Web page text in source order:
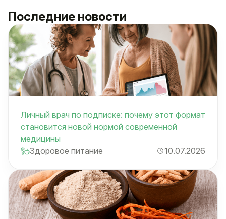
Последние новости
Личный врач по подписке: почему этот формат
становится новой нормой современной
медицины
Здоровое питание
10.07.2026